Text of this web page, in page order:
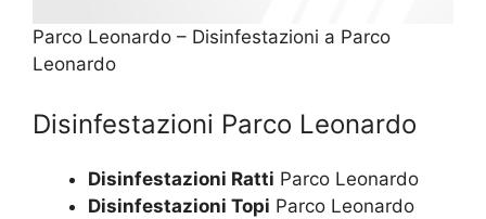
Parco Leonardo – Disinfestazioni a Parco
Leonardo
Disinfestazioni Parco Leonardo
Disinfestazioni Ratti Parco Leonardo
Disinfestazioni Topi Parco Leonardo